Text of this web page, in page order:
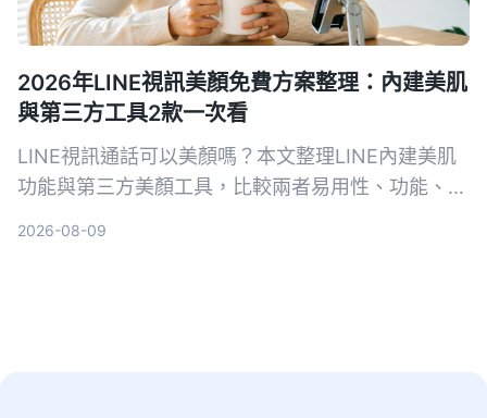
2026年LINE視訊美顏免費方案整理：內建美肌
與第三方工具2款一次看
LINE視訊通話可以美顏嗎？本文整理LINE內建美肌
功能與第三方美顏工具，比較兩者易用性、功能、平
2026-08-09